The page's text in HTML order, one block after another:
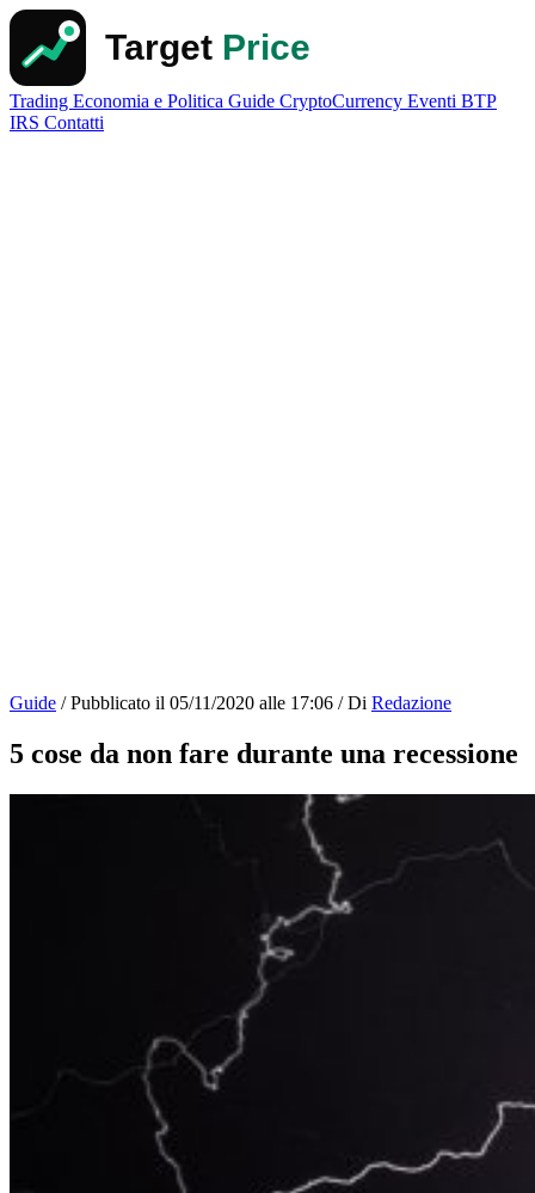
Trading Economia e Politica Guide CryptoCurrency Eventi BTP
IRS Contatti
Guide / Pubblicato il 05/11/2020 alle 17:06 / Di Redazione
5 cose da non fare durante una recessione